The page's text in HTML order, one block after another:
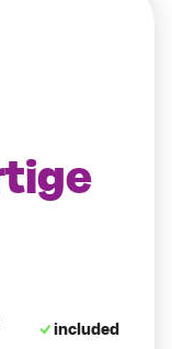
included